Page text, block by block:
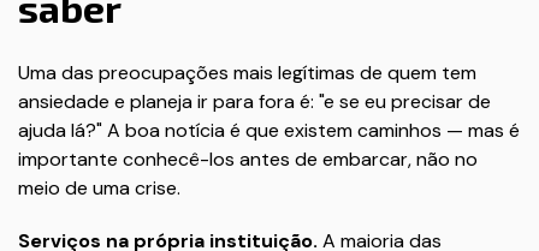
Uma das preocupações mais legítimas de quem tem
ansiedade e planeja ir para fora é: "e se eu precisar de
ajuda lá?" A boa notícia é que existem caminhos — mas é
importante conhecê-los antes de embarcar, não no
meio de uma crise.
Serviços na própria instituição. A maioria das